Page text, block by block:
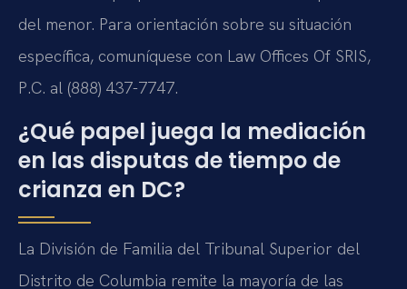
del menor. Para orientación sobre su situación
específica, comuníquese con Law Offices Of SRIS,
P.C. al (888) 437-7747.
¿Qué papel juega la mediación
en las disputas de tiempo de
crianza en DC?
La División de Familia del Tribunal Superior del
Distrito de Columbia remite la mayoría de las